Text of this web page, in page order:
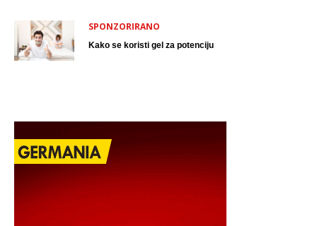
SPONZORIRANO
Kako se koristi gel za potenciju